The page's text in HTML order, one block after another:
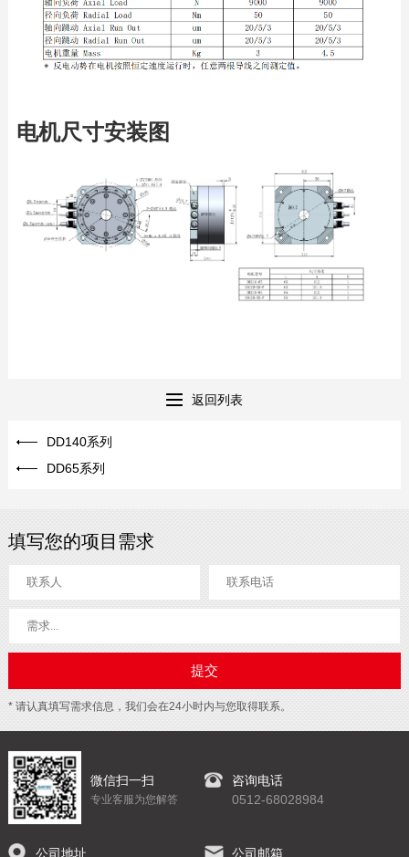
电机尺寸安装图
返回列表
DD140系列
DD65系列
填写您的项目需求
* 请认真填写需求信息，我们会在24小时内与您取得联系。
微信扫一扫
专业客服为您解答
咨询电话
0512-68028984
公司地址 公司邮箱